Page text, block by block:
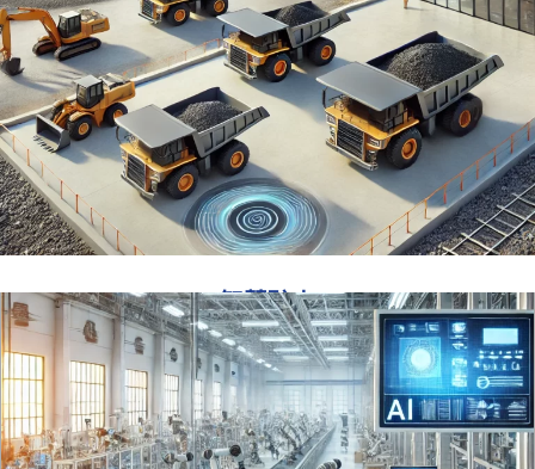
智慧矿山
智慧矿山